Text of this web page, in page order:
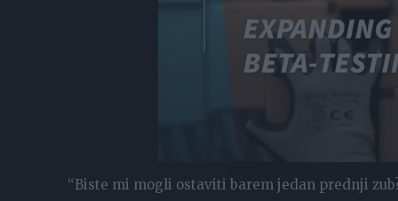
“Biste mi mogli ostaviti barem jedan prednji